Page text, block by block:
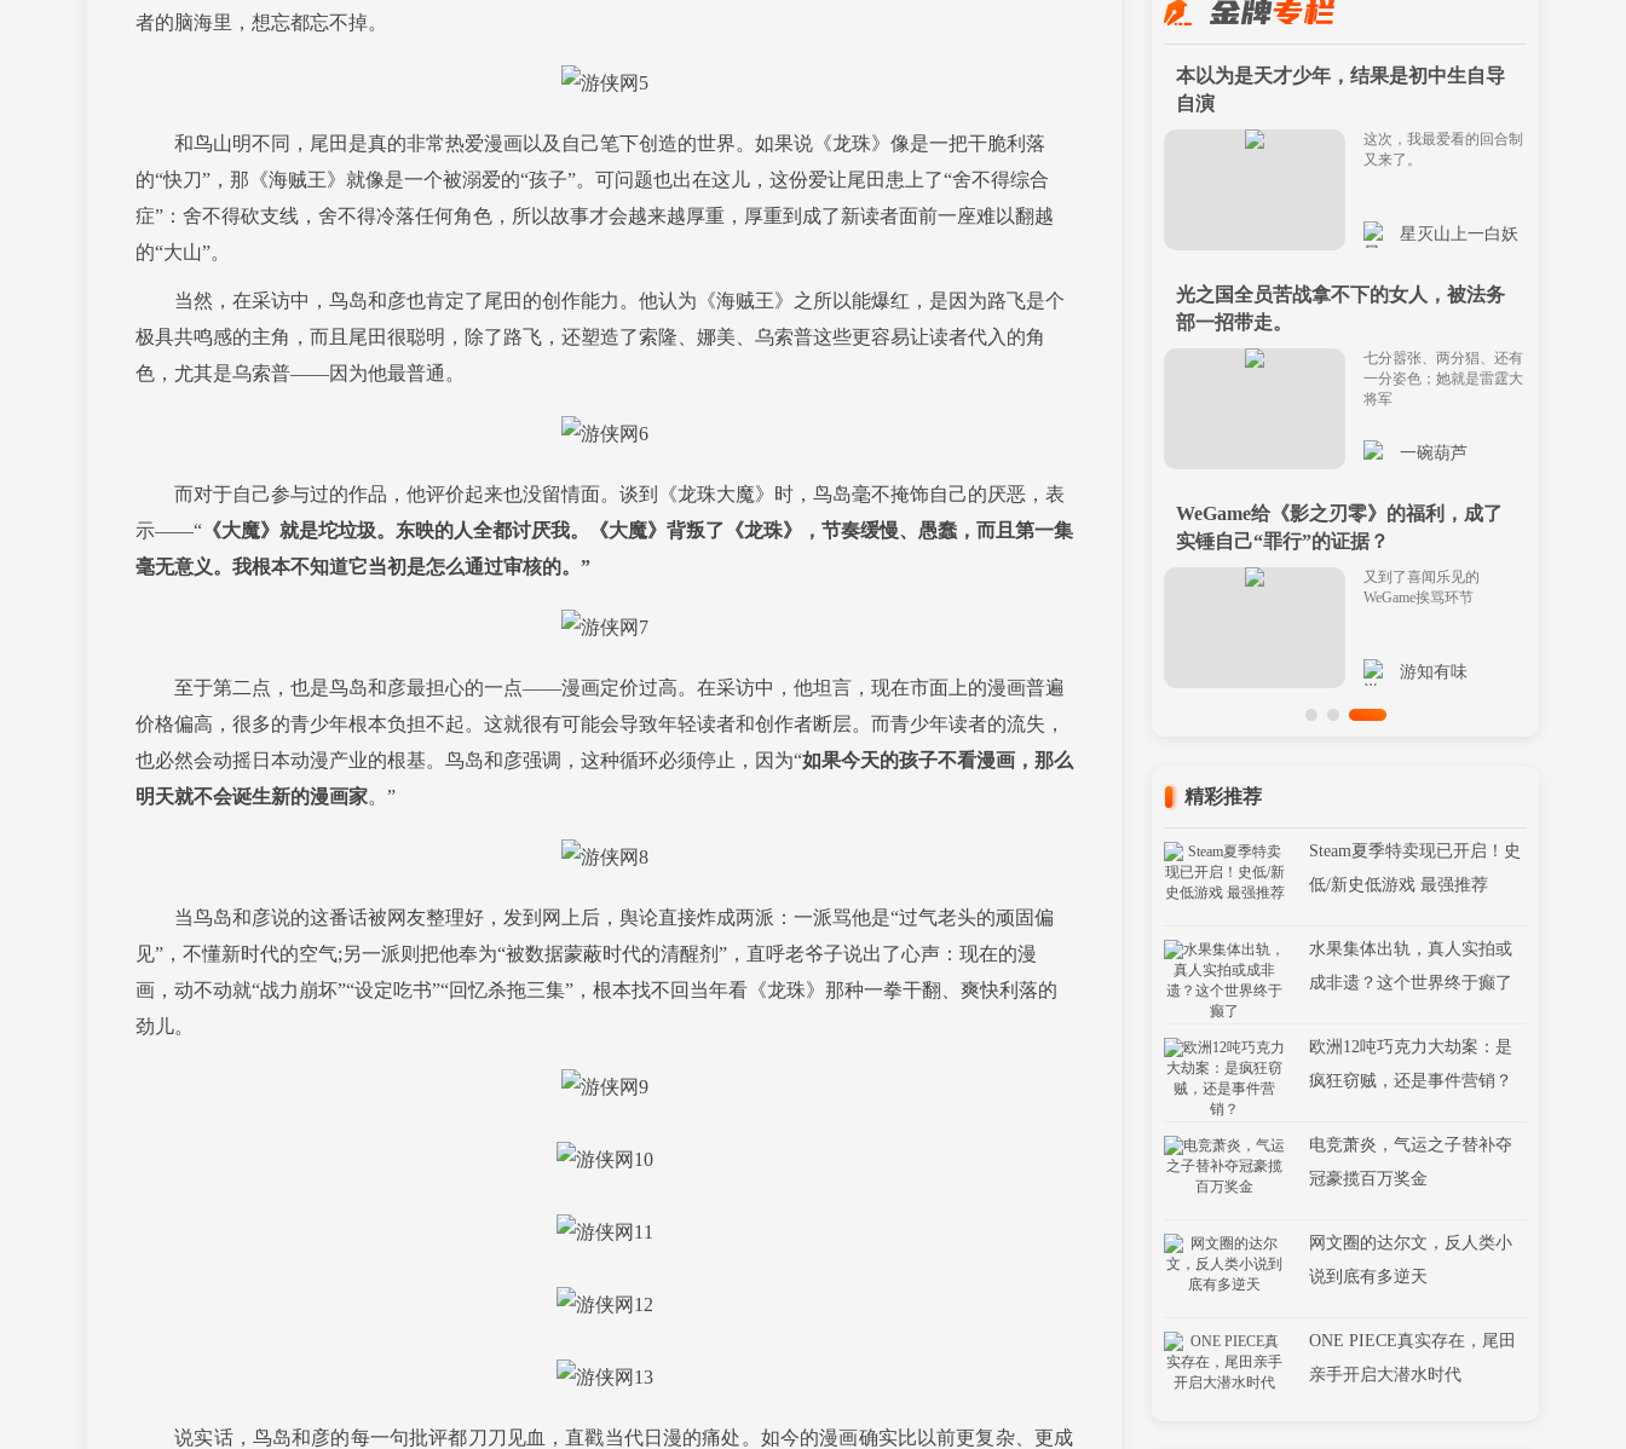
者的脑海里，想忘都忘不掉。
和鸟山明不同，尾田是真的非常热爱漫画以及自己笔下创造的世界。如果说《龙珠》像是一把干脆利落
的“快刀”，那《海贼王》就像是一个被溺爱的“孩子”。可问题也出在这儿，这份爱让尾田患上了“舍不得综合
症”：舍不得砍支线，舍不得冷落任何角色，所以故事才会越来越厚重，厚重到成了新读者面前一座难以翻越
的“大山”。
当然，在采访中，鸟岛和彦也肯定了尾田的创作能力。他认为《海贼王》之所以能爆红，是因为路飞是个
极具共鸣感的主角，而且尾田很聪明，除了路飞，还塑造了索隆、娜美、乌索普这些更容易让读者代入的角
色，尤其是乌索普——因为他最普通。
而对于自己参与过的作品，他评价起来也没留情面。谈到《龙珠大魔》时，鸟岛毫不掩饰自己的厌恶，表
示——“ 《大魔》就是坨垃圾。东映的人全都讨厌我。《大魔》背叛了《龙珠》，节奏缓慢、愚蠢，而且第一集
毫无意义。我根本不知道它当初是怎么通过审核的。”
至于第二点，也是鸟岛和彦最担心的一点——漫画定价过高。在采访中，他坦言，现在市面上的漫画普遍
价格偏高，很多的青少年根本负担不起。这就很有可能会导致年轻读者和创作者断层。而青少年读者的流失，
也必然会动摇日本动漫产业的根基。鸟岛和彦强调，这种循环必须停止，因为“如果今天的孩子不看漫画，那么
明天就不会诞生新的漫画家。”
当鸟岛和彦说的这番话被网友整理好，发到网上后，舆论直接炸成两派：一派骂他是“过气老头的顽固偏
见”，不懂新时代的空气;另一派则把他奉为“被数据蒙蔽时代的清醒剂”，直呼老爷子说出了心声：现在的漫
画，动不动就“战力崩坏”“设定吃书”“回忆杀拖三集”，根本找不回当年看《龙珠》那种一拳干翻、爽快利落的
劲儿。
说实话，鸟岛和彦的每一句批评都刀刀见血，直戳当代日漫的痛处。如今的漫画确实比以前更复杂、更成
本以为是天才少年，结果是初中生自导
自演
这次，我最爱看的回合制
又来了。
星灭山上一白妖
光之国全员苦战拿不下的女人，被法务
部一招带走。
七分嚣张、两分猖、还有
一分姿色；她就是雷霆大
将军
一碗葫芦
WeGame给《影之刃零》的福利，成了
实锤自己“罪行”的证据？
又到了喜闻乐见的
WeGame挨骂环节
游知有味
精彩推荐
Steam夏季特卖现已开启！史
低/新史低游戏 最强推荐
水果集体出轨，真人实拍或
成非遗？这个世界终于癫了
欧洲12吨巧克力大劫案：是
疯狂窃贼，还是事件营销？
电竞萧炎，气运之子替补夺
冠豪揽百万奖金
网文圈的达尔文，反人类小
说到底有多逆天
ONE PIECE真实存在，尾田
亲手开启大潜水时代